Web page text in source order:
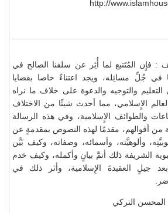
http://
: فإِن المُتَتبع لما أُثِر عن سلفنا الصالح في
في جُلِّ مسائِله، ويجد اعتناءً خاصا بقضايا
التعليم والتوجيه والدعوة على خلاف ما نراه
الإِسلامي، مما أحدث شيئًا من الاختلاف
والطوائف الإِسلامية، وفي هذه الرسالة
من أقوالهم، مقدمًا لهذه النصوص بمقدمةٍ عن
وألوهيَّته، وأسمائه، وصفاته، وكيف بَيَّن
الشريفة ذلك أتمَّ بيانٍ وأكمله، وكيف خدم
جيلٍ العقيدةَ الإِسلامية، وأثر ذلك في
المحسن التركي